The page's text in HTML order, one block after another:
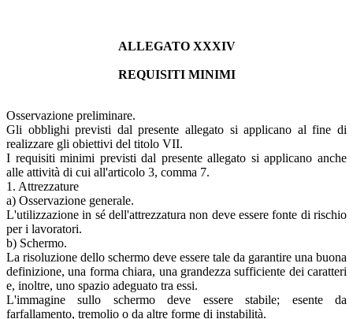
ALLEGATO XXXIV
REQUISITI MINIMI
Osservazione preliminare.
Gli obblighi previsti dal presente allegato si applicano al fine di
realizzare gli obiettivi del titolo VII.
I requisiti minimi previsti dal presente allegato si applicano anche
alle attività di cui all'articolo 3, comma 7.
1. Attrezzature
a) Osservazione generale.
L'utilizzazione in sé dell'attrezzatura non deve essere fonte di rischio
per i lavoratori.
b) Schermo.
La risoluzione dello schermo deve essere tale da garantire una buona
definizione, una forma chiara, una grandezza sufficiente dei caratteri
e, inoltre, uno spazio adeguato tra essi.
L'immagine sullo schermo deve essere stabile; esente da
farfallamento, tremolio o da altre forme di instabilità.